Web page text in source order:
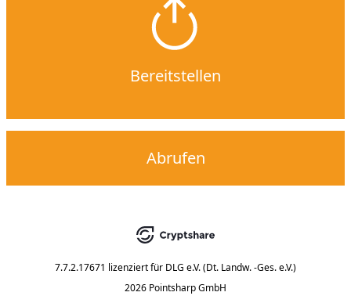
Bereitstellen
Abrufen
7.7.2.17671 lizenziert für DLG e.V. (Dt. Landw. -Ges. e.V.)
2026 Pointsharp GmbH